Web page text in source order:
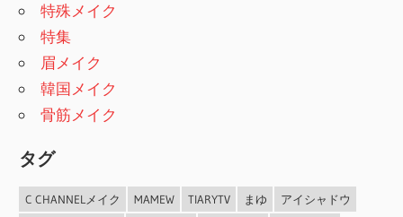
特殊メイク
特集
眉メイク
韓国メイク
骨筋メイク
タグ
C CHANNELメイク MAMEW TIARYTV まゆ
アイシャドウ